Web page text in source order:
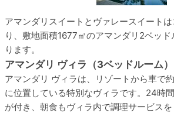
アマンダリスイートとヴァレースイート
り、敷地面積1677㎡のアマンダリ2ベッ
ります。
アマンダリ ヴィラ（3ベッドルーム）
アマンダリ ヴィラは、リゾートから車で
に位置している特別なヴィラです。24時
が付き、朝食もヴィラ内で調理サービス